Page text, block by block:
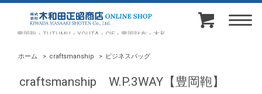
豊岡鞄・TUTUMU・YOUTA・CIE・豊岡財布・木和田正昭商店オンラインショップ
ホーム > craftsmanship > ビジネスバッグ
craftsmanship W.P.3WAY【豊岡鞄】